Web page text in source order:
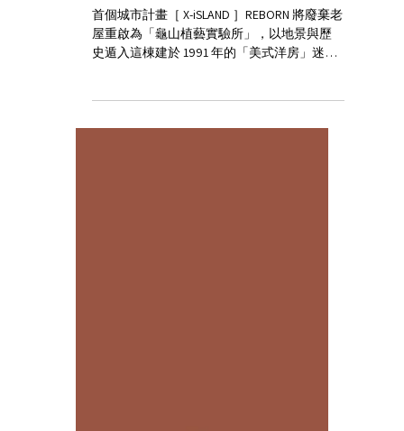
龜山植藝實驗所
首個城市計畫［ X-iSLAND ］REBORN 將廢棄老